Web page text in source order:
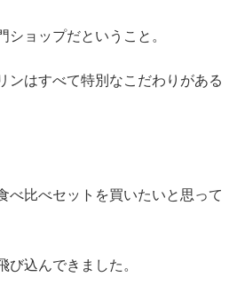
ショップだということ。
ンはすべて特別なこだわりがある
べ比べセットを買いたいと思って
び込んできました。